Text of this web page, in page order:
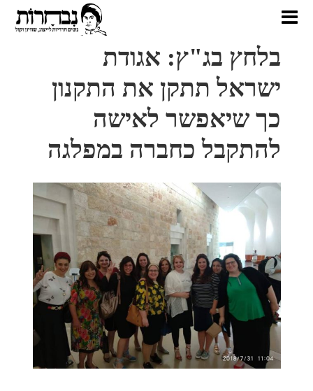
בלחץ בג"ץ: אגודת
ישראל תתקן את התקנון
כך שיאפשר לאישה
להתקבל כחברה במפלגה